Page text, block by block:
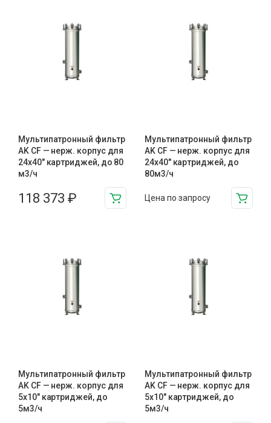
Мультипатронный фильтр
AK CF — нерж. корпус для
24х40″ картриджей, до 80
м3/ч
118 373 ₽
Мультипатронный фильтр
AK CF — нерж. корпус для
24х40" картриджей, до
80м3/ч
Цена по запросу
Мультипатронный фильтр
AK CF — нерж. корпус для
5х10″ картриджей, до
5м3/ч
Мультипатронный фильтр
AK CF — нерж. корпус для
5х10" картриджей, до
5м3/ч